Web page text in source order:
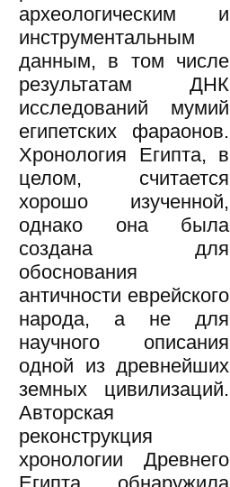
археологическим и
инструментальным
данным, в том числе
результатам ДНК
исследований мумий
египетских фараонов.
Хронология Египта, в
целом, считается
хорошо изученной,
однако она была
создана для
обоснования
античности еврейского
народа, а не для
научного описания
одной из древнейших
земных цивилизаций.
Авторская
реконструкция
хронологии Древнего